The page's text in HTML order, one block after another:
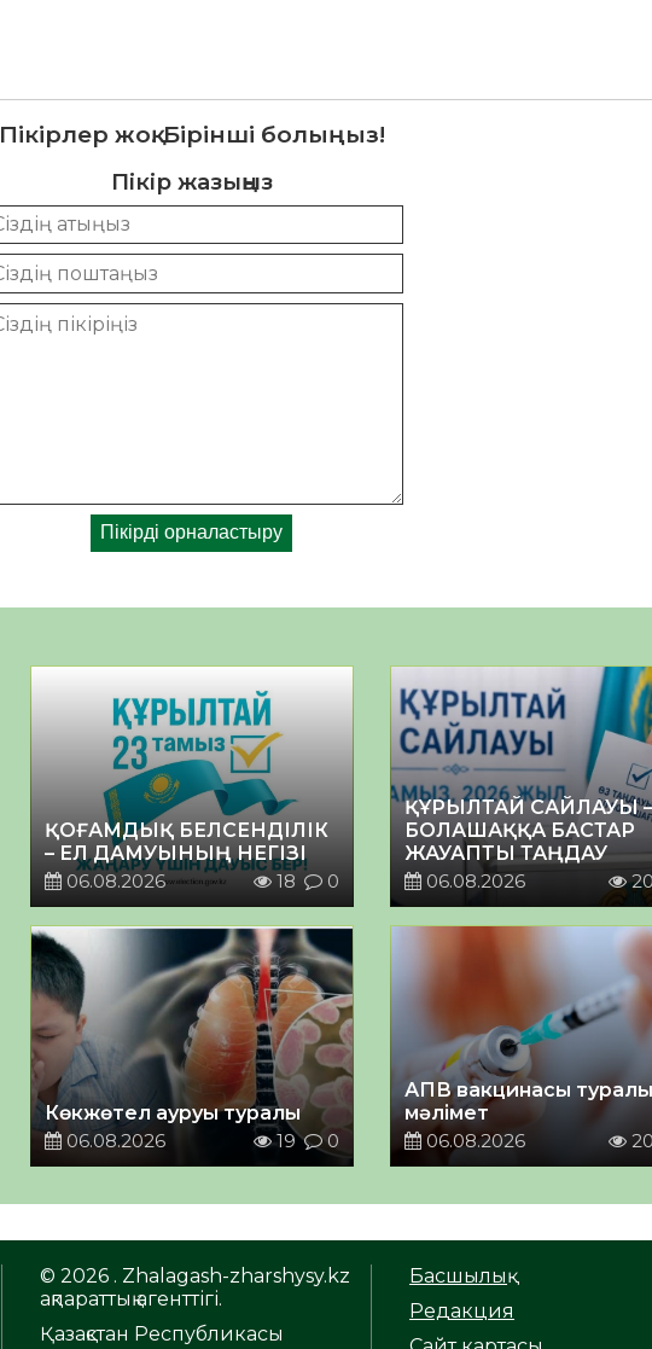
Пікірлер жоқ. Бірінші болыңыз!
Пікір жазыңыз
ҚОҒАМДЫҚ БЕЛСЕНДІЛІК
– ЕЛ ДАМУЫНЫҢ НЕГІЗІ
06.08.2026
18 0
ҚҰРЫЛТАЙ САЙЛАУЫ –
БОЛАШАҚҚА БАСТАР
ЖАУАПТЫ ТАҢДАУ
06.08.2026
20
Көкжөтел ауруы туралы
06.08.2026
19 0
АПВ вакцинасы туралы
мәлімет
06.08.2026
20
© 2026 . Zhalagash-zharshysy.kz
ақпараттық агенттігі.
Қазақстан Республикасы
Басшылық
Редакция